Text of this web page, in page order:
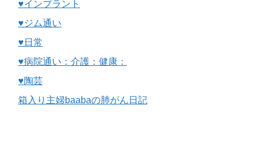
♥インプラント
♥ジム通い
♥日常
♥病院通い：介護：健康：
♥陶芸
箱入り主婦baabaの肺がん日記